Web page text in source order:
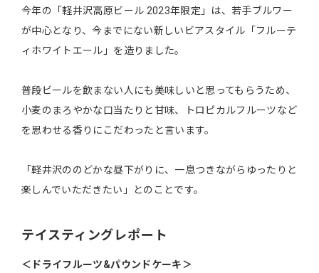
今年の「軽井沢高原ビール 2023年限定」は、若手ブルワー
が中心となり、今までにない新しいビアスタイル「フルーテ
ィホワイトエール」を造りました。
普段ビールを飲まない人にも美味しいと思ってもらうため、
小麦のまろやかな口当たりと甘味、トロピカルフルーツなど
を思わせる香りにこだわったと言います。
「軽井沢ののどかな昼下がりに、一息つきながらゆったりと
楽しんでいただきたい」とのことです。
テイスティングレポート
＜ドライフルーツ&パウンドケーキ＞